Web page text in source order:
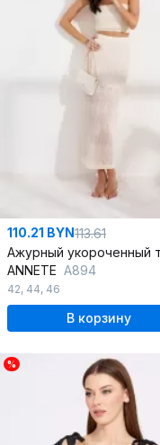
110.21 BYN113.61
ANNETE A894
42, 44, 46
В корзину
%